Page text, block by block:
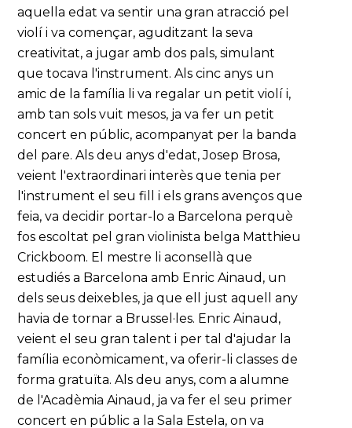
aquella edat va sentir una gran atracció pel
violí i va començar, aguditzant la seva
creativitat, a jugar amb dos pals, simulant
que tocava l'instrument. Als cinc anys un
amic de la família li va regalar un petit violí i,
amb tan sols vuit mesos, ja va fer un petit
concert en públic, acompanyat per la banda
del pare. Als deu anys d'edat, Josep Brosa,
veient l'extraordinari interès que tenia per
l'instrument el seu fill i els grans avenços que
feia, va decidir portar-lo a Barcelona perquè
fos escoltat pel gran violinista belga Matthieu
Crickboom. El mestre li aconsellà que
estudiés a Barcelona amb Enric Ainaud, un
dels seus deixebles, ja que ell just aquell any
havia de tornar a Brussel·les. Enric Ainaud,
veient el seu gran talent i per tal d'ajudar la
família econòmicament, va oferir-li classes de
forma gratuïta. Als deu anys, com a alumne
de l'Acadèmia Ainaud, ja va fer el seu primer
concert en públic a la Sala Estela, on va